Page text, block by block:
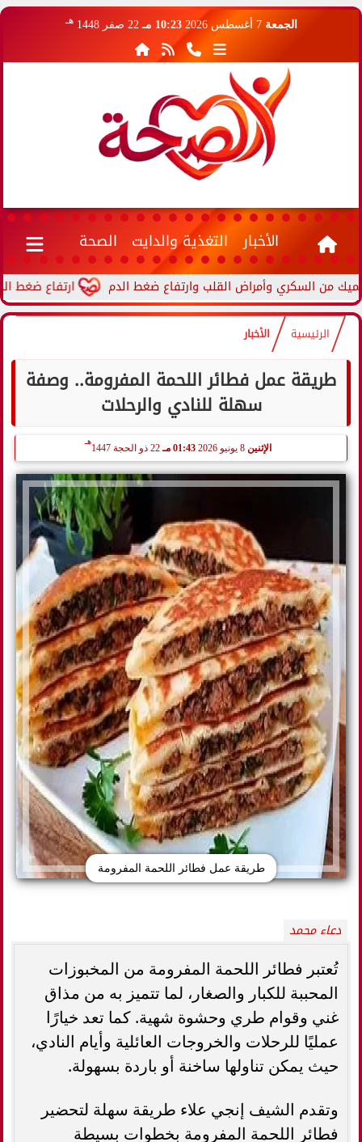
الجمعة 7 أغسطس 2026 10:23 مـ 22 صفر 1448 هـ
الأخبار التغذية والدايت الصحة
ارتفاع ضغط الدم
الرئيسية الأخبار
طريقة عمل فطائر اللحمة المفرومة.. وصفة
سهلة للنادي والرحلات
الإثنين 8 يونيو 2026 01:43 مـ 22 ذو الحجة 1447
هـ
طريقة عمل فطائر اللحمة المفرومة
دعاء محمد
تُعتبر فطائر اللحمة المفرومة من المخبوزات
المحببة للكبار والصغار، لما تتميز به من مذاق
غني وقوام طري وحشوة شهية. كما تعد خيارًا
عمليًا للرحلات والخروجات العائلية وأيام النادي،
حيث يمكن تناولها ساخنة أو باردة بسهولة.
وتقدم الشيف إنجي علاء طريقة سهلة لتحضير
فطائر اللحمة المفرومة بخطوات بسيطة